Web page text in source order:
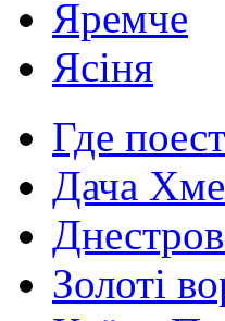
Яремче
Ясіня
Где
Дача
Золоті